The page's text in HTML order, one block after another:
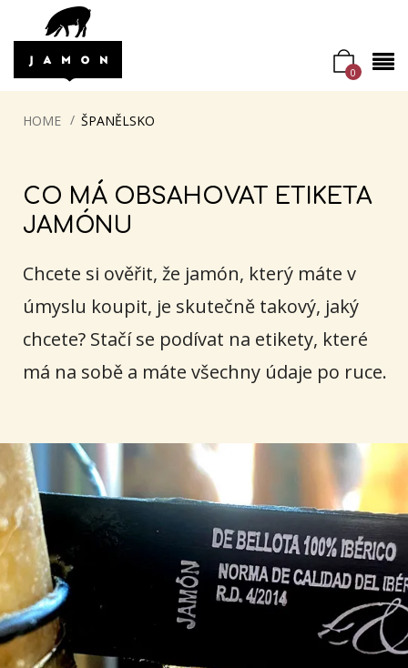
0
HOME ŠPANĚLSKO
CO MÁ OBSAHOVAT ETIKETA
JAMÓNU
Chcete si ověřit, že jamón, který máte v
úmyslu koupit, je skutečně takový, jaký
chcete? Stačí se podívat na etikety, které
má na sobě a máte všechny údaje po ruce.